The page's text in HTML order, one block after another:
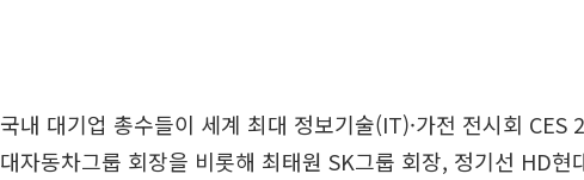
국내 대기업 총수들이 세계 최대 정보기술(IT)·가전 전시회 CES
대자동차그룹 회장을 비롯해 최태원 SK그룹 회장, 정기선 HD현